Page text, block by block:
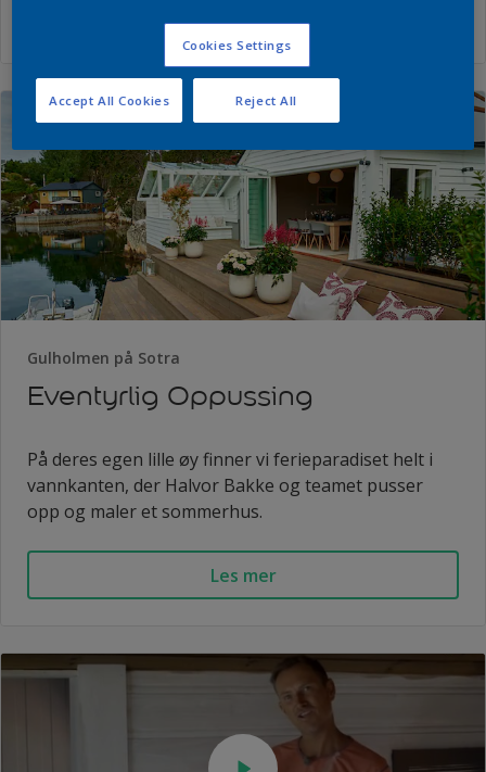
Gulholmen på Sotra
Eventyrlig Oppussing
På deres egen lille øy finner vi ferieparadiset helt i
vannkanten, der Halvor Bakke og teamet pusser
opp og maler et sommerhus.
Les mer
Cookies Settings
Reject All
Accept All Cookies